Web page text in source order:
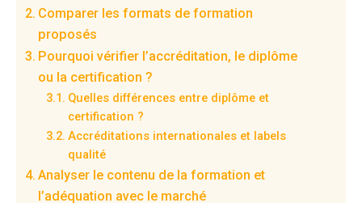
Comparer les formats de formation
proposés
Pourquoi vérifier l’accréditation, le diplôme
ou la certification ?
Quelles différences entre diplôme et
certification ?
Accréditations internationales et labels
qualité
Analyser le contenu de la formation et
l’adéquation avec le marché